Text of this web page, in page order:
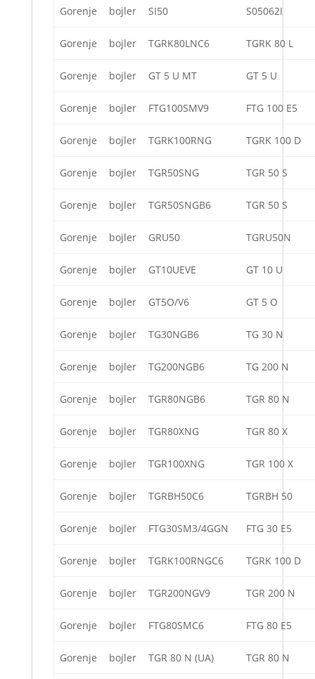
Gorenje bojler SI50 S05062I
Gorenje bojler TGRK80LNC6 TGRK 80 L
Gorenje bojler GT 5 U MT GT 5 U
Gorenje bojler FTG100SMV9 FTG 100 E5
Gorenje bojler TGRK100RNG TGRK 100 D
Gorenje bojler TGR50SNG TGR 50 S
Gorenje bojler TGR50SNGB6 TGR 50 S
Gorenje bojler GRU50 TGRU50N
Gorenje bojler GT10UEVE GT 10 U
Gorenje bojler GT5O/V6 GT 5 O
Gorenje bojler TG30NGB6 TG 30 N
Gorenje bojler TG200NGB6 TG 200 N
Gorenje bojler TGR80NGB6 TGR 80 N
Gorenje bojler TGR80XNG TGR 80 X
Gorenje bojler TGR100XNG TGR 100 X
Gorenje bojler TGRBH50C6 TGRBH 50
Gorenje bojler FTG30SM3/4GGN FTG 30 E5
Gorenje bojler TGRK100RNGC6 TGRK 100 D
Gorenje bojler TGR200NGV9 TGR 200 N
Gorenje bojler FTG80SMC6 FTG 80 E5
Gorenje bojler TGR 80 N (UA) TGR 80 N